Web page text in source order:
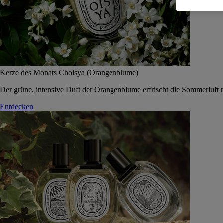
Kerze des Monats Choisya (Orangenblume)
Der grüne, intensive Duft der Orangenblume erfrischt die Sommerluft
Entdecken